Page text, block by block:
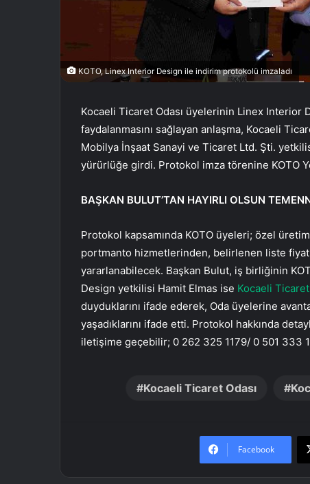
KOTO, Linex Interior Design ile indirim protokolü imzaladı
Kocaeli Ticaret Odası üyelerinin Linex
faydalanmasını sağlayan anlaşma, Kocaeli
Mobilya İnşaat Sanayi ve Ticaret Ltd. Şti.
yürürlüğe girdi. Protokol imza törenine KOTO
BAŞKAN BULUT’TAN HAYIRLI OLSUN
Protokol kapsamında KOTO üyeleri; özel
portmanto hizmetlerinden, belirlenen liste
yararlanabilecek. Başkan Bulut, iş birliğinin
Design yetkilisi Hamit Elmas ise Kocaeli Ticaret
duyduklarını ifade ederek, Oda üyelerine
yaşadıklarını ifade etti. Protokol hakkında
iletişime geçebilir; 0 262 325 1179/ 0 501 333
Kocaeli Ticaret Odası
Facebook